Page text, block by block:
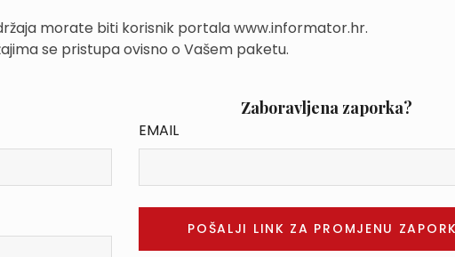
morate biti korisnik portala www.informator.hr.
se pristupa ovisno o Vašem paketu.
Zaboravljena zaporka?
EMAIL